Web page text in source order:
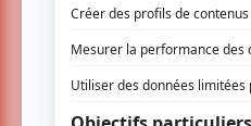
Les
Elliot
Québec
.